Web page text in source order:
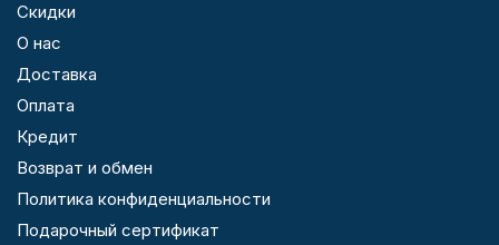
Скидки
О нас
Доставка
Оплата
Кредит
Возврат и обмен
Политика конфиденциальности
Подарочный сертификат